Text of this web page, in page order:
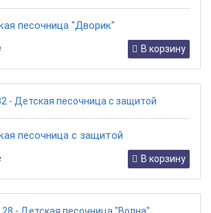
песочница "Дворик"
В корзину
песочница с защитой
В корзину